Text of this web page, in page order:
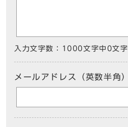
入力文字数： 1000文字中 0文字
メールアドレス（英数半角）